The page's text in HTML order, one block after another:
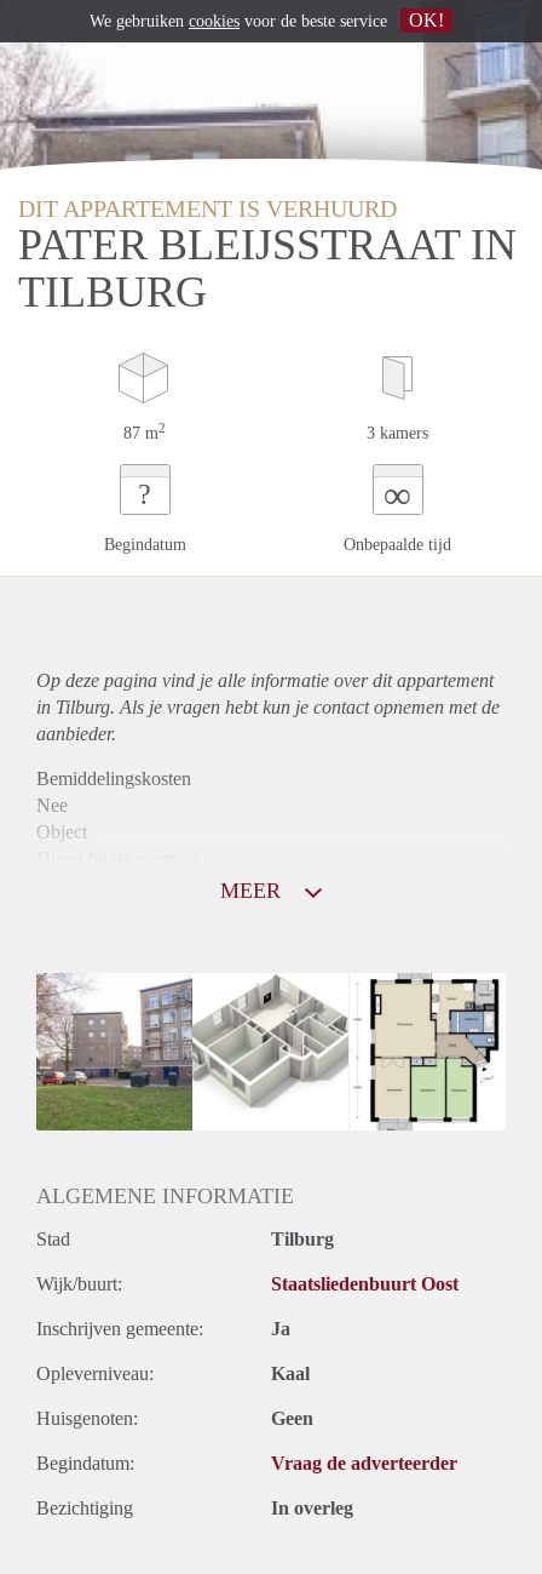
DIT APPARTEMENT IS VERHUURD
PATER BLEIJSSTRAAT IN
TILBURG
87 m2 3 kamers
?
Begindatum
∞
Onbepaalde tijd
Op deze pagina vind je alle informatie over ditappartement
in Tilburg. Als je vragen hebt kun je contact opnemen met de
aanbieder.
Bemiddelingskosten
Nee
Object
Huurtoeslag
Mogelijk
Inkomen eis
N.V.T.
Huurtermijn
Onbepaalde termijn
MEER
ALGEMENE INFORMATIE
Stad Tilburg
Wijk/buurt: Staatsliedenbuurt Oost
Inschrijven gemeente: Ja
Opleverniveau: Kaal
Huisgenoten: Geen
Begindatum: Vraag de adverteerder
Bezichtiging In overleg
We gebruiken cookies voor de beste service OK!